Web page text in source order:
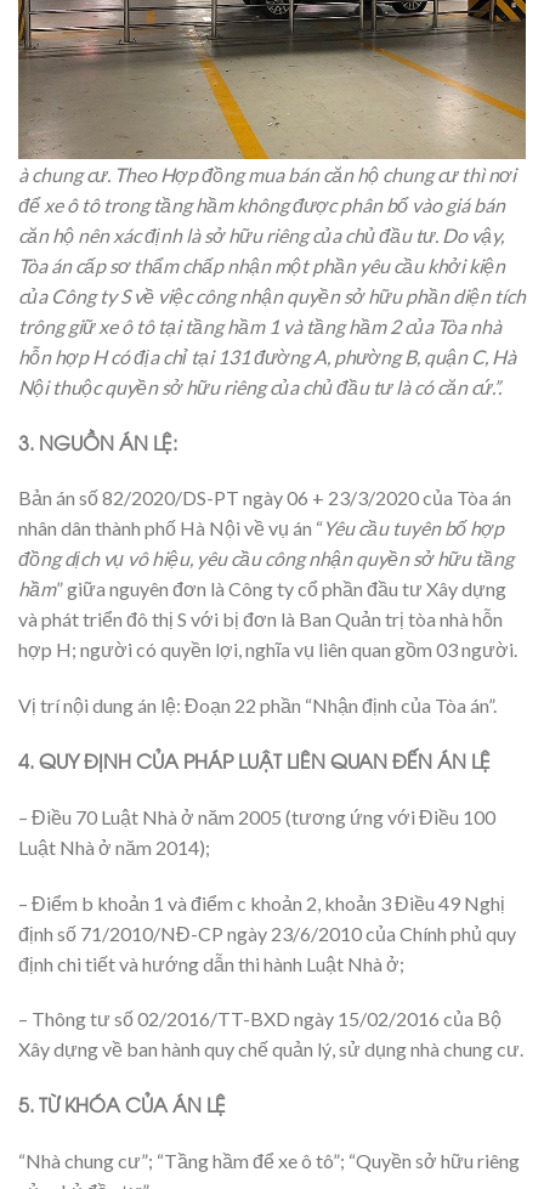
à chung cư. Theo Hợp đồng mua bán căn hộ chung cư thì nơi
để xe ô tô trong tầng hầm không được phân bổ vào giá bán
căn hộ nên xác định là sở hữu riêng của chủ đầu tư. Do vậy,
Tòa án cấp sơ thẩm chấp nhận một phần yêu cầu khởi kiện
của Công ty S về việc công nhận quyền sở hữu phần diện tích
trông giữ xe ô tô tại tầng hầm 1 và tầng hầm 2 của Tòa nhà
hỗn hợp H có địa chỉ tại 131 đường A, phường B, quận C, Hà
Nội thuộc quyền sở hữu riêng của chủ đầu tư là có căn cứ.”.
3. NGUỒN ÁN LỆ:
Bản án số 82/2020/DS-PT ngày 06 + 23/3/2020 của Tòa án
nhân dân thành phố Hà Nội về vụ án “Yêu cầu tuyên bố hợp
đồng dịch vụ vô hiệu, yêu cầu công nhận quyền sở hữu tầng
hầm” giữa nguyên đơn là Công ty cổ phần đầu tư Xây dựng
và phát triển đô thị S với bị đơn là Ban Quản trị tòa nhà hỗn
hợp H; người có quyền lợi, nghĩa vụ liên quan gồm 03 người.
Vị trí nội dung án lệ: Đoạn 22 phần “Nhận định của Tòa án”.
4. QUY ĐỊNH CỦA PHÁP LUẬT LIÊN QUAN ĐẾN ÁN LỆ
– Điều 70 Luật Nhà ở năm 2005 (tương ứng với Điều 100
Luật Nhà ở năm 2014);
– Điểm b khoản 1 và điểm c khoản 2, khoản 3 Điều 49 Nghị
định số 71/2010/NĐ-CP ngày 23/6/2010 của Chính phủ quy
định chi tiết và hướng dẫn thi hành Luật Nhà ở;
– Thông tư số 02/2016/TT-BXD ngày 15/02/2016 của Bộ
Xây dựng về ban hành quy chế quản lý, sử dụng nhà chung cư.
5. TỪ KHÓA CỦA ÁN LỆ
“Nhà chung cư”; “Tầng hầm để xe ô tô”; “Quyền sở hữu riêng